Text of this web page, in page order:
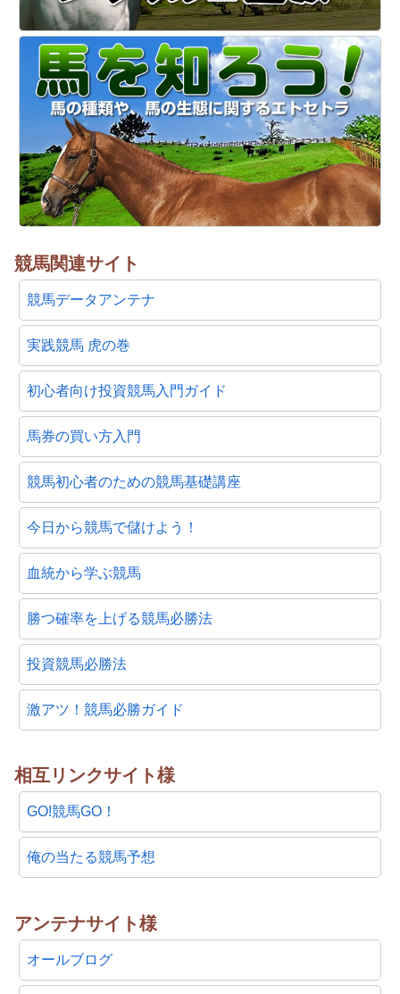
競馬関連サイト
競馬データアンテナ
実践競馬 虎の巻
初心者向け投資競馬入門ガイド
馬券の買い方入門
競馬初心者のための競馬基礎講座
今日から競馬で儲けよう！
血統から学ぶ競馬
勝つ確率を上げる競馬必勝法
投資競馬必勝法
激アツ！競馬必勝ガイド
相互リンクサイト様
GO!競馬GO！
俺の当たる競馬予想
アンテナサイト様
オールブログ